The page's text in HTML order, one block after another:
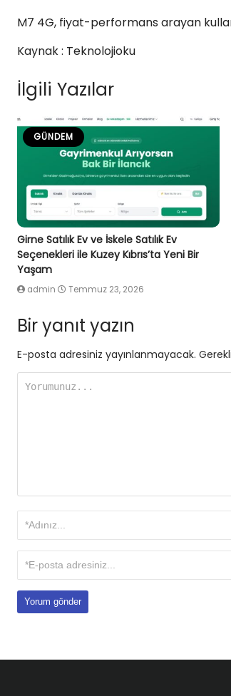
M7 4G, fiyat-performans arayan
Kaynak : Teknolojioku
İlgili Yazılar
GÜNDEM
Girne Satılık Ev ve İskele Satılık Ev
Seçenekleri ile Kuzey Kıbrıs’ta Yeni Bir
Yaşam
admin Temmuz 23, 2026
Bir yanıt yazın
E-posta adresiniz yayınlanmayacak.